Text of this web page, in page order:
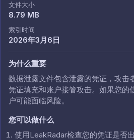
文件大小
8.79 MB
索引时间
2026年3月6日
为什么重要
数据泄露文件包含泄露的凭证，攻击
凭证填充和账户接管攻击。如果您的
户可能面临风险。
您可以做什么
使用LeakRadar检查您的凭证是否